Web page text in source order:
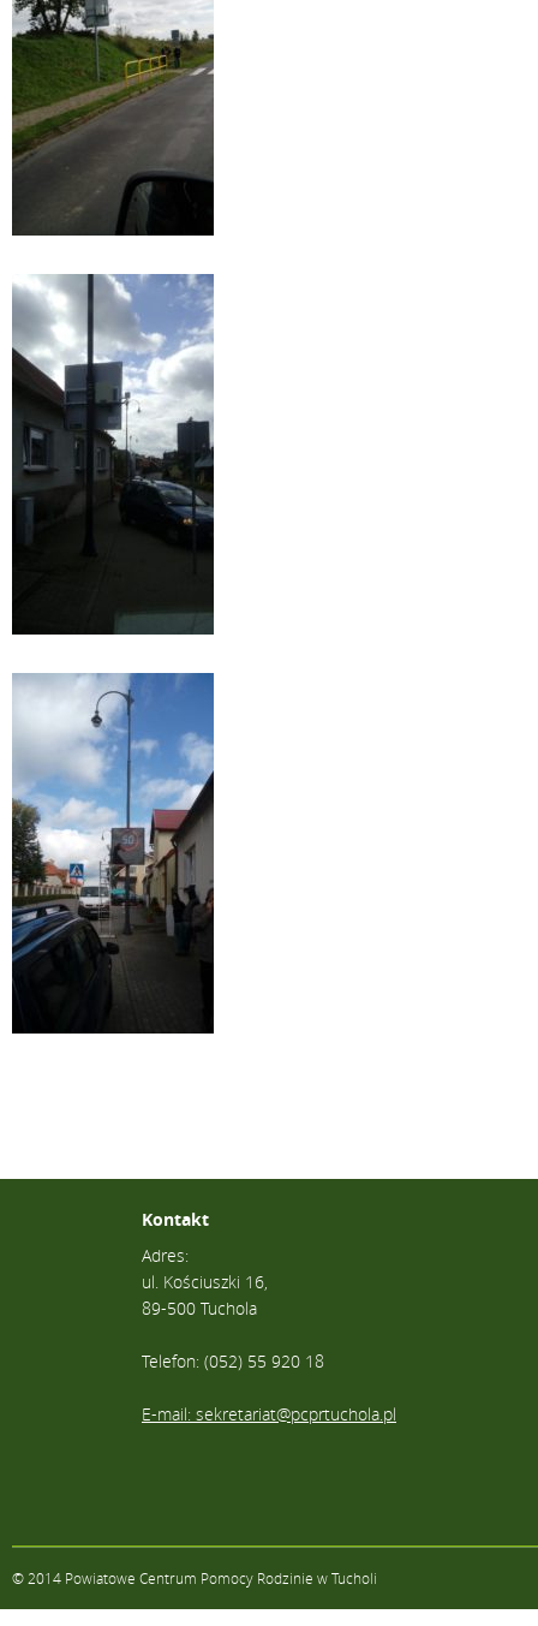
Kontakt
Adres:
ul. Kościuszki 16,
89-500 Tuchola
Telefon: (052) 55 920 18
E-mail: sekretariat@pcprtuchola.pl
© 2014 Powiatowe Centrum Pomocy Rodzinie w Tucholi